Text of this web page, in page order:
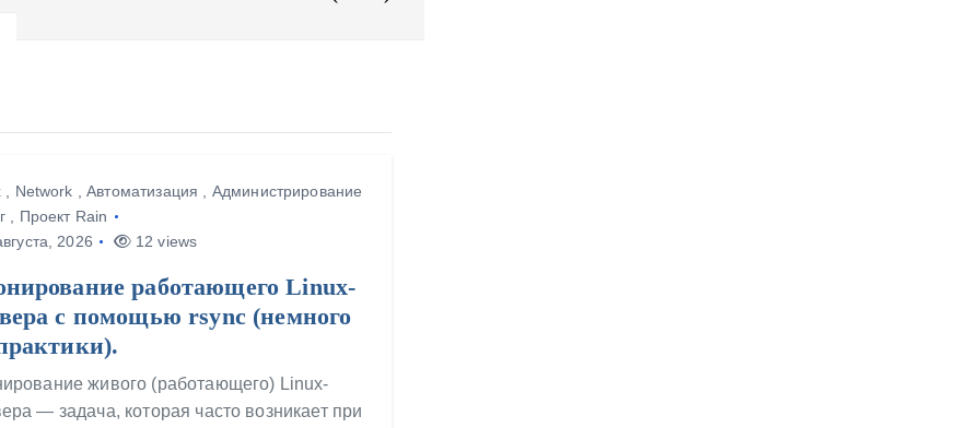
Network ,Автоматизация
Администрирование
Проект Rain
2026
12 views
работающего Linux-
с помощью rsync (немного
живого (работающего) Linux-
— задача, которая часто возникает при